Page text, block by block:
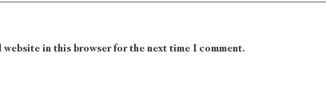
website in this browser for the next time I comment.